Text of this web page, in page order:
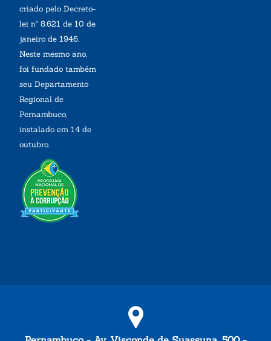
criado pelo Decreto-
lei nº 8.621 de 10 de
janeiro de 1946.
Neste mesmo ano,
foi fundado também
seu Departamento
Regional de
Pernambuco,
instalado em 14 de
outubro.